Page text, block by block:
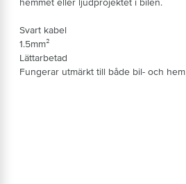
Svart kabel
1.5mm²
Lättarbetad
Fungerar utmärkt till både bil- och hem